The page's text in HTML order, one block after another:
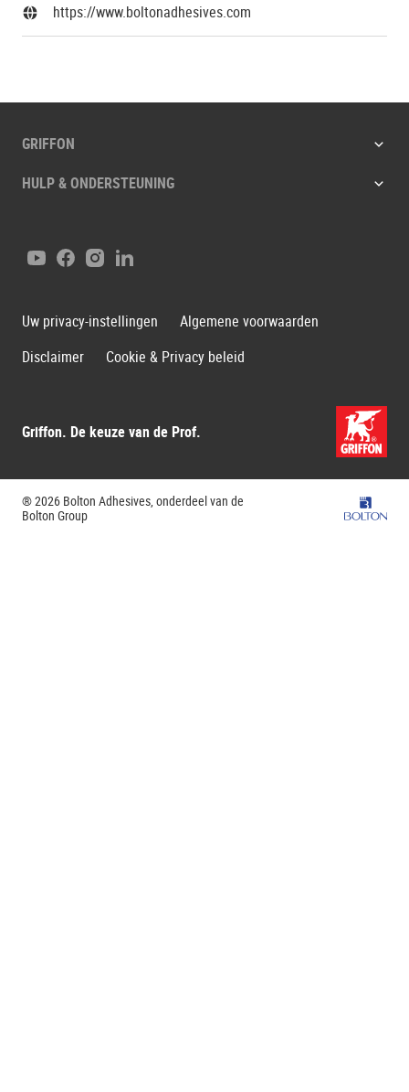
https://www.boltonadhesives.com
GRIFFON
HULP & ONDERSTEUNING
Griffon. De keuze van de Prof.
YouTubeFacebook
Instagram
LinkedIn
Uw privacy-instellingen
Algemene voorwaarden
Disclaimer
Cookie & Privacy beleid
® 2026 Bolton Adhesives, onderdeel van de
Bolton Group
Bolton